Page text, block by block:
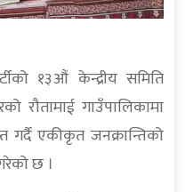
१३औं केन्द्रीय समिति
रौतामाई गाउँपालिकामा
एकीकृत जनक्रान्तिको
छ ।